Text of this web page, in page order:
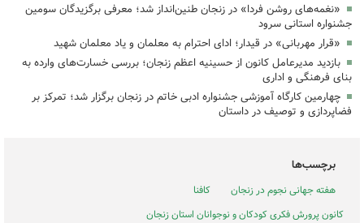
«نغمه‌های روشن فردا» در زنجان طنین‌انداز شد؛ معرفی برگزیدگان سومین
جشنواره استانی سرود
«قرار مهربانی» در قیدار؛ ادای احترام به معلمان و یاد معلمان شهید
بازدید مدیرعامل کانون از حسینیه اعظم زنجان؛ بررسی خسارت‌های وارده به
بنای فرهنگی و اداری
چهارمین کارگاه آموزشی جشنواره ادبی خاتم در زنجان برگزار شد؛ تمرکز بر
فضاپردازی و توصیف در داستان
برچسب‌ها
هفته جهانی نجوم در زنجان
کافنا
کانون پرورش فکری کودکان و نوجوانان استان زنجان